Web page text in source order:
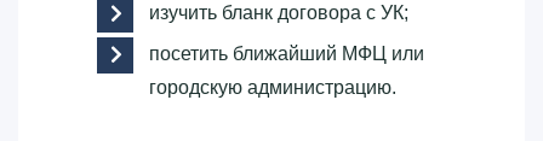
изучить бланк договора с УК;
посетить ближайший МФЦ или
городскую администрацию.